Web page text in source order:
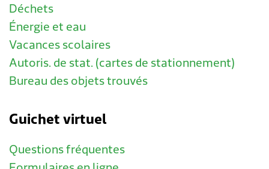
Déchets
Énergie et eau
Vacances scolaires
Autoris. de stat. (cartes de stationnement)
Bureau des objets trouvés
Guichet virtuel
Questions fréquentes